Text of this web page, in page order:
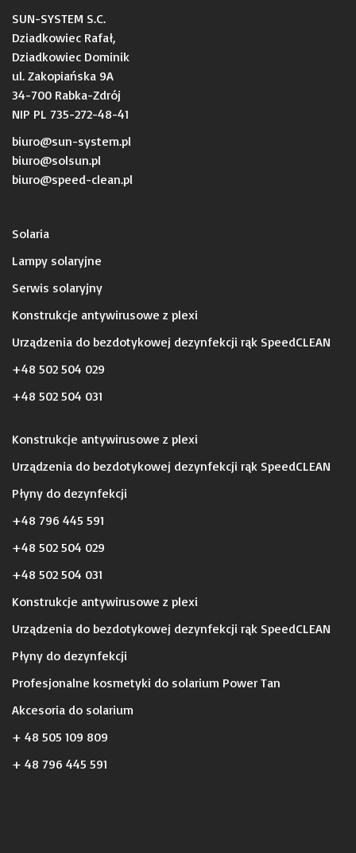
SUN-SYSTEM S.C.
Dziadkowiec Rafał,
Dziadkowiec Dominik
ul. Zakopiańska 9A
34-700 Rabka-Zdrój
NIP PL 735-272-48-41
biuro@sun-system.pl
biuro@solsun.pl
biuro@speed-clean.pl
Solaria
Lampy solaryjne
Serwis solaryjny
Konstrukcje antywirusowe z plexi
Urządzenia do bezdotykowej dezynfekcji rąk SpeedCLEAN
+48 502 504 029
+48 502 504 031
Konstrukcje antywirusowe z plexi
Urządzenia do bezdotykowej dezynfekcji rąk SpeedCLEAN
Płyny do dezynfekcji
+48 796 445 591
+48 502 504 029
+48 502 504 031
Konstrukcje antywirusowe z plexi
Urządzenia do bezdotykowej dezynfekcji rąk SpeedCLEAN
Płyny do dezynfekcji
Profesjonalne kosmetyki do solarium Power Tan
Akcesoria do solarium
+ 48 505 109 809
+ 48 796 445 591